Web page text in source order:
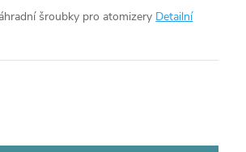
šroubky pro atomizery Detailní